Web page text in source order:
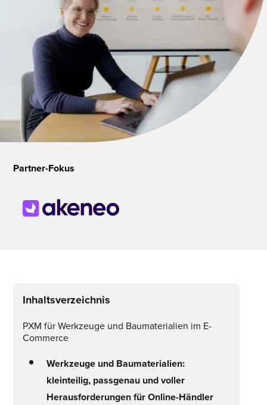
Partner-Fokus
Inhaltsverzeichnis
PXM für Werkzeuge und Baumaterialien im E-
Commerce
Werkzeuge und Baumaterialien:
kleinteilig, passgenau und voller
Herausforderungen für Online-Händler